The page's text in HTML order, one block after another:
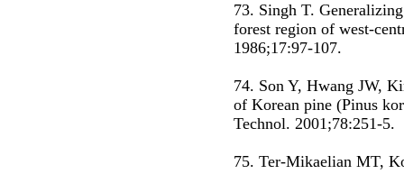
73. Singh T.
forest region of west-
1986;17:97-107.
74. Son Y, Hwang JW,
of Korean pine (Pinus
Technol. 2001;78:251-5.
75. Ter-Mikaelian MT,